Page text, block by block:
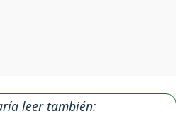
leer también: